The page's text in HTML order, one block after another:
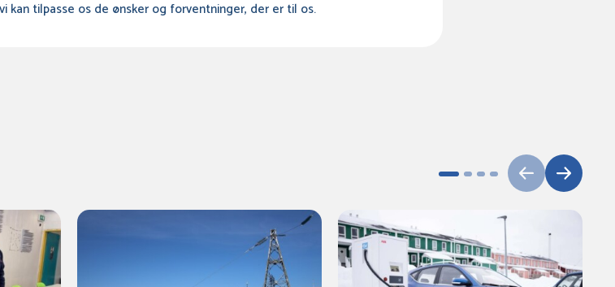
kan tilpasse os de ønsker og forventninger, der er til os.